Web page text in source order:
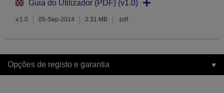
Guia do Utilizador (PDF) (v1.0)
v.1.0 05-Sep-2014 2.31 MB .pdf
Opções de registo e garantia